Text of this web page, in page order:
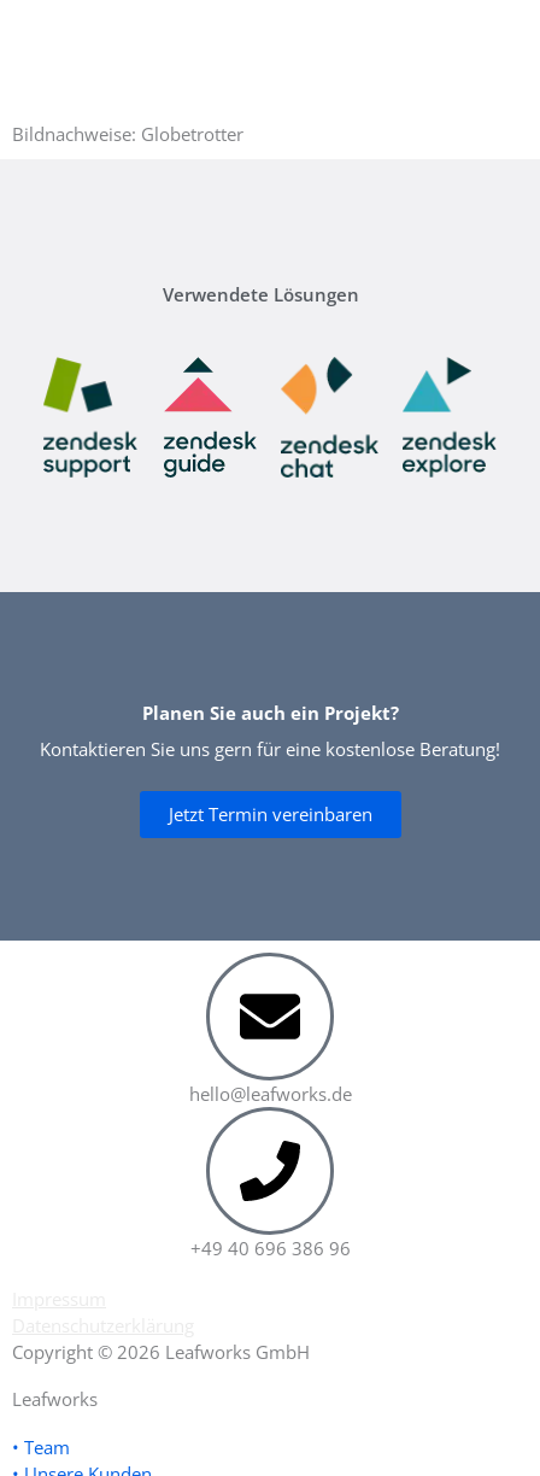
Bildnachweise: Globetrotter
Verwendete Lösungen
Planen Sie auch ein Projekt?
Kontaktieren Sie uns gern für eine kostenlose Beratung!
Jetzt Termin vereinbaren
hello@leafworks.de
+49 40 696 386 96
Copyright © 2026 Leafworks GmbH
Leafworks
• Team